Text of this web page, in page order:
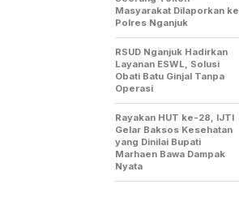
Masyarakat Dilaporkan ke
Polres Nganjuk
RSUD Nganjuk Hadirkan
Layanan ESWL, Solusi
Obati Batu Ginjal Tanpa
Operasi
Rayakan HUT ke-28, IJTI
Gelar Baksos Kesehatan
yang Dinilai Bupati
Marhaen Bawa Dampak
Nyata